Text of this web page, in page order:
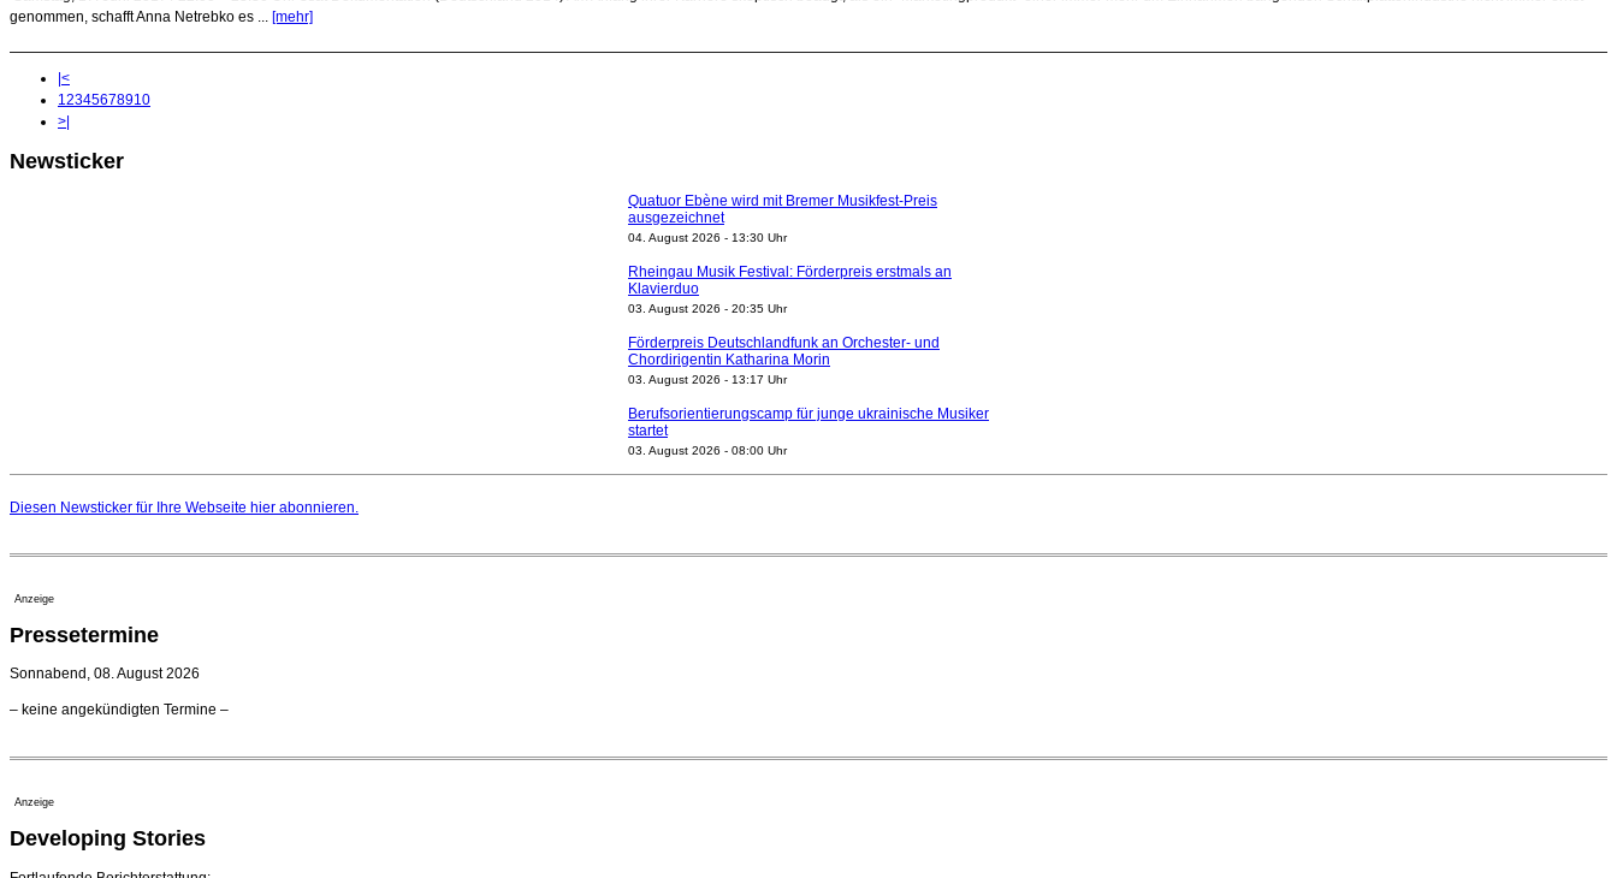
genommen, schafft Anna Netrebko es ... [mehr]
|<
1 2345678910
>|
Newsticker
Quatuor Ebène wird mit Bremer Musikfest-Preis
ausgezeichnet
04. August 2026 - 13:30 Uhr
Rheingau Musik Festival: Förderpreis erstmals an
Klavierduo
03. August 2026 - 20:35 Uhr
Förderpreis Deutschlandfunk an Orchester- und
Chordirigentin Katharina Morin
03. August 2026 - 13:17 Uhr
Berufsorientierungscamp für junge ukrainische Musiker
startet
03. August 2026 - 08:00 Uhr
Regensburger Generalmusikdirektor Stefan Veselka
Diesen Newsticker für Ihre Webseite hier abonnieren.
Anzeige
Pressetermine
Sonnabend, 08. August 2026
– keine angekündigten Termine –
Anzeige
Developing Stories